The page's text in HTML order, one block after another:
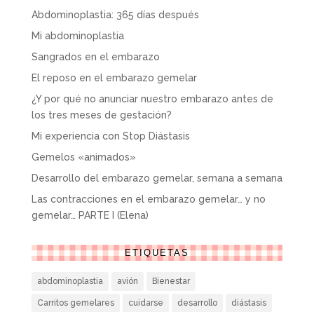
Abdominoplastia: 365 días después
Mi abdominoplastia
Sangrados en el embarazo
El reposo en el embarazo gemelar
¿Y por qué no anunciar nuestro embarazo antes de
los tres meses de gestación?
Mi experiencia con Stop Diástasis
Gemelos «animados»
Desarrollo del embarazo gemelar, semana a semana
Las contracciones en el embarazo gemelar… y no
gemelar… PARTE I (Elena)
ETIQUETAS
abdominoplastia avión Bienestar
Carritos gemelares cuidarse desarrollo diástasis